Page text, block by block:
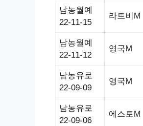
남농월예
22-11-15
라트비M
남농월예
22-11-12
영국M
남농유로
22-09-09
영국M
남농유로
22-09-06
에스토M